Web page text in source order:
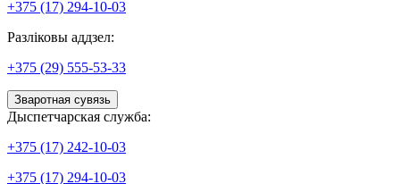
+375 (17) 294-10-03
Разліковы аддзел:
+375 (29) 555-53-33
Зваротная сувязь
Дыспетчарская служба:
+375 (17) 242-10-03
+375 (17) 294-10-03